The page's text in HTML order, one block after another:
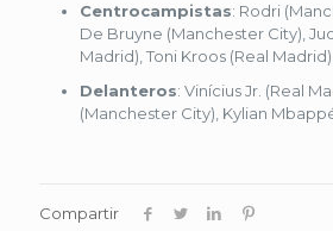
Centrocampistas: Rodri
De Bruyne (Manchester City),
Madrid), Toni Kroos (Real Madrid)
Delanteros: Vinícius Jr. (Real
(Manchester City), Kylian
Compartir